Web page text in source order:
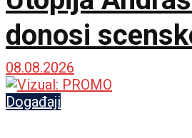
donosi
šok za bolji
08.08.2026
Događaji